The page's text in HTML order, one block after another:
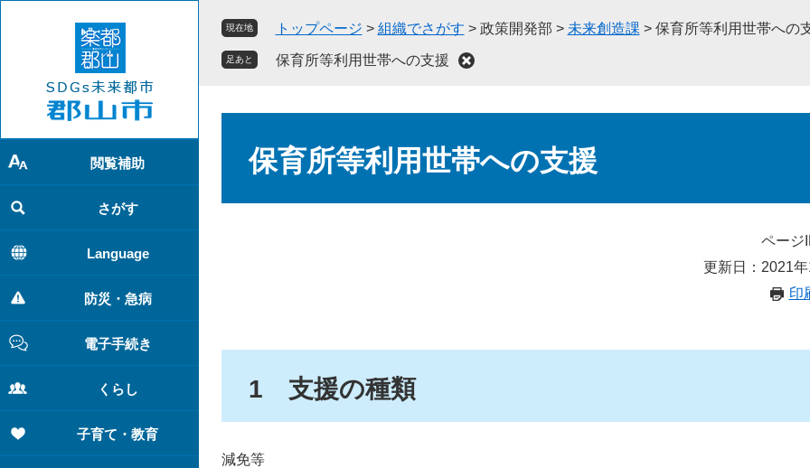
で
す
。
ば
し
て
本
文
へ
閲覧補助
さがす
Language
防災・急病
電子手続き
くらし
子育て・教育
現在地 トップページ > 組織でさがす > 政策開発部 > 未来創造課 > 保育所等利用世帯への
足あと 保育所等利用世帯への支援
保育所等利用世帯への支援
ページ
更新日：2021
印
1 支援の種類
減免等